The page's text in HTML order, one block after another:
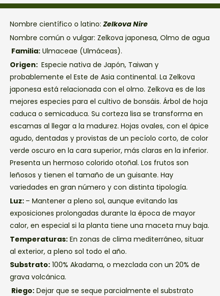
Nombre científico o latino: Zelkova Nire
Nombre común o vulgar: Zelkova japonesa, Olmo de agua
Familia: Ulmaceae (Ulmáceas).
Origen: Especie nativa de Japón, Taiwan y
probablemente el Este de Asia continental. La Zelkova
japonesa está relacionada con el olmo. Zelkova es de las
mejores especies para el cultivo de bonsáis. Árbol de hoja
caduca o semicaduca. Su corteza lisa se transforma en
escamas al llegar a la madurez. Hojas ovales, con el ápice
agudo, dentadas y provistas de un pecíolo corto, de color
verde oscuro en la cara superior, más claras en la inferior.
Presenta un hermoso colorido otoñal. Los frutos son
leñosos y tienen el tamaño de un guisante. Hay
variedades en gran número y con distinta tipología.
Luz: – Mantener a pleno sol, aunque evitando las
exposiciones prolongadas durante la época de mayor
calor, en especial si la planta tiene una maceta muy baja.
Temperaturas: En zonas de clima mediterráneo, situar
al exterior, a pleno sol todo el año.
Substrato: 100% Akadama, o mezclada con un 20% de
grava volcánica.
Riego: Dejar que se seque parcialmente el substrato